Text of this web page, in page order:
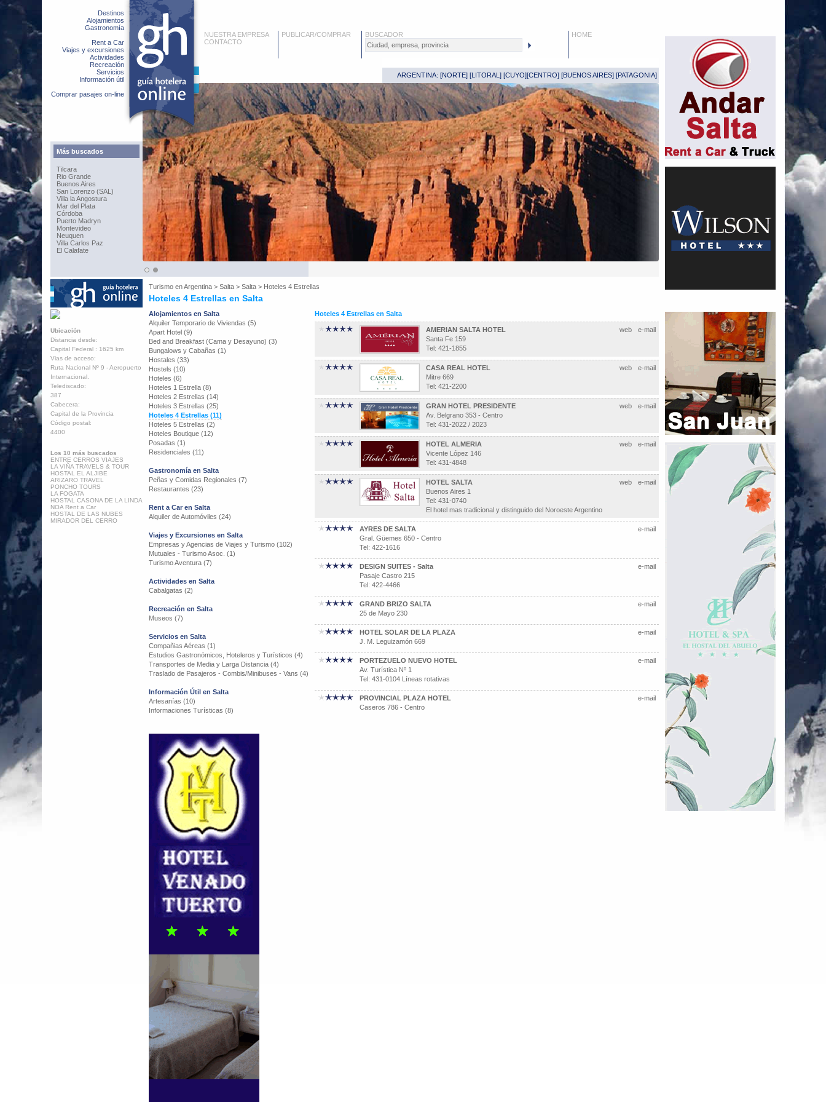
Destinos
Alojamientos
Gastronomía
Rent a Car
Viajes y excursiones
Actividades
Recreación
Servicios
Información útil
Comprar pasajes on-line
Más buscados
Tilcara
Rio Grande
Buenos Aires
San Lorenzo (SAL)
Villa la Angostura
Mar del Plata
Córdoba
Puerto Madryn
Montevideo
Neuquen
Villa Carlos Paz
El Calafate
NUESTRA EMPRESA
CONTACTO
PUBLICAR/COMPRAR BUSCADOR HOME
ARGENTINA: [NORTE] [LITORAL ] [CUYO][CENTRO] [BUENOS AIRES] [PATAGONIA]
Turismo enArgentina > Salta > Salta > Hoteles 4 Estrellas
Hoteles 4 Estrellas en Salta
Ubicación
Distancia desde:
Capital Federal : 1625 km
Vias de acceso:
Ruta Nacional Nº 9 - Aeropuerto
Internacional.
Telediscado:
387
Cabecera:
Capital de la Provincia
Código postal:
4400
Los 10 más buscados
ENTRE CERROS VIAJES
LA VIÑA TRAVELS & TOUR
HOSTAL EL ALJIBE
ARIZARO TRAVEL
PONCHO TOURS
LA FOGATA
HOSTAL CASONA DE LA LINDA
NOA Rent a Car
HOSTAL DE LAS NUBES
MIRADOR DEL CERRO
Alojamientos en Salta
Alquiler Temporario de Viviendas (5)
Apart Hotel (9)
Bed and Breakfast (Cama y Desayuno) (3)
Bungalows y Cabañas (1)
Hostales (33)
Hostels (10)
Hoteles (6)
Hoteles 1 Estrella (8)
Hoteles 2 Estrellas (14)
Hoteles 3 Estrellas (25)
Hoteles 4 Estrellas (11)
Hoteles 5 Estrellas (2)
Hoteles Boutique (12)
Posadas (1)
Residenciales (11)
Gastronomía en Salta
Peñas y Comidas Regionales (7)
Restaurantes (23)
Rent a Car en Salta
Alquiler de Automóviles (24)
Viajes y Excursiones en Salta
Empresas y Agencias de Viajes y Turismo (102)
Mutuales - Turismo Asoc. (1)
Turismo Aventura (7)
Actividades en Salta
Cabalgatas (2)
Recreación en Salta
Museos (7)
Servicios en Salta
Compañias Aéreas (1)
Estudios Gastronómicos, Hoteleros y Turísticos (4)
Transportes de Media y Larga Distancia (4)
Traslado de Pasajeros - Combis/Minibuses - Vans (4)
Información Útil en Salta
Artesanías (10)
Informaciones Turísticas (8)
Hoteles 4 Estrellas en Salta
e-mail
web
AMERIAN SALTA HOTEL
Santa Fe 159
Tel: 421-1855
e-mail
web
CASA REAL HOTEL
Mitre 669
Tel: 421-2200
e-mail
web
GRAN HOTEL PRESIDENTE
Av. Belgrano 353 - Centro
Tel: 431-2022 / 2023
e-mail
web
HOTEL ALMERIA
Vicente López 146
Tel: 431-4848
e-mail
web
HOTEL SALTA
Buenos Aires 1
Tel: 431-0740
El hotel mas tradicional y distinguido del Noroeste Argentino
e-mail
AYRES DE SALTA
Gral. Güemes 650 - Centro
Tel: 422-1616
e-mail
DESIGN SUITES - Salta
Pasaje Castro 215
Tel: 422-4466
e-mail
GRAND BRIZO SALTA
25 de Mayo 230
e-mail
HOTEL SOLAR DE LA PLAZA
J. M. Leguizamón 669
e-mail
PORTEZUELO NUEVO HOTEL
Av. Turística Nº 1
Tel: 431-0104 Líneas rotativas
e-mail
PROVINCIAL PLAZA HOTEL
Caseros 786 - Centro